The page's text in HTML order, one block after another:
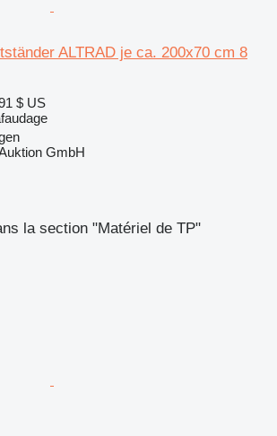
ALTRAD je ca. 200x70 cm 8
$ US
GmbH
la section "Matériel de TP"